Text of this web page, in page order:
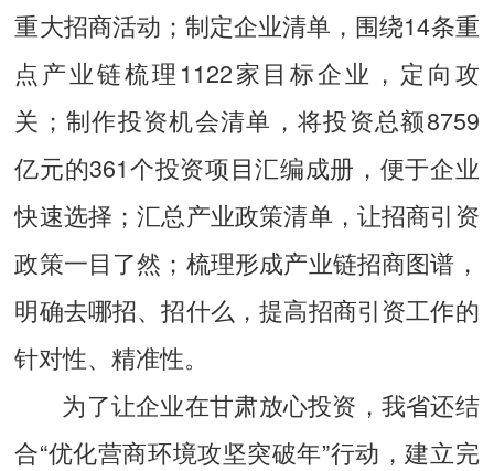
重大招商活动；制定企业清单，围绕14条重
点产业链梳理1122家目标企业，定向攻
关；制作投资机会清单，将投资总额8759
亿元的361个投资项目汇编成册，便于企业
快速选择；汇总产业政策清单，让招商引资
政策一目了然；梳理形成产业链招商图谱，
明确去哪招、招什么，提高招商引资工作的
针对性、精准性。
为了让企业在甘肃放心投资，我省还结
合“优化营商环境攻坚突破年”行动，建立完